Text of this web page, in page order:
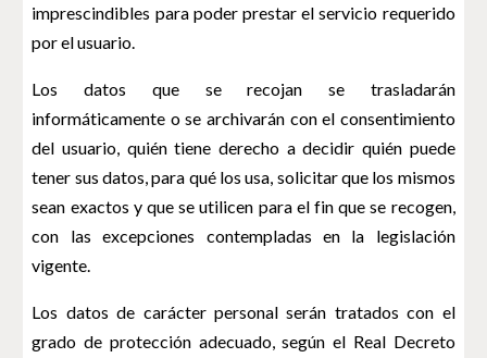
imprescindibles para poder prestar el servicio requerido
por el usuario.
Los datos que se recojan se trasladarán
informáticamente o se archivarán con el consentimiento
del usuario, quién tiene derecho a decidir quién puede
tener sus datos, para qué los usa, solicitar que los mismos
sean exactos y que se utilicen para el fin que se recogen,
con las excepciones contempladas en la legislación
vigente.
Los datos de carácter personal serán tratados con el
grado de protección adecuado, según el Real Decreto